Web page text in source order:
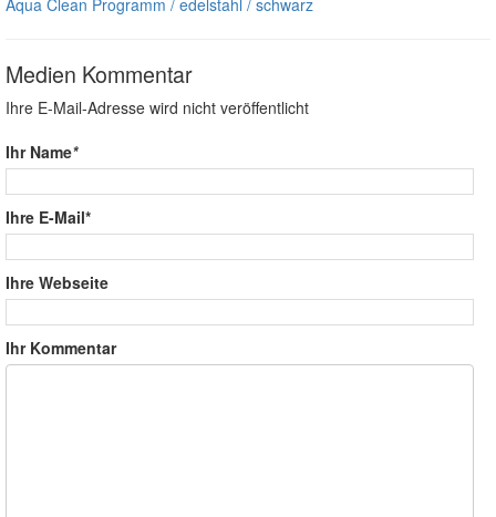
Medien Kommentar
Ihre E-Mail-Adresse wird nicht veröffentlicht
Ihr Name*
Ihre E-Mail*
Ihre Webseite
Ihr Kommentar